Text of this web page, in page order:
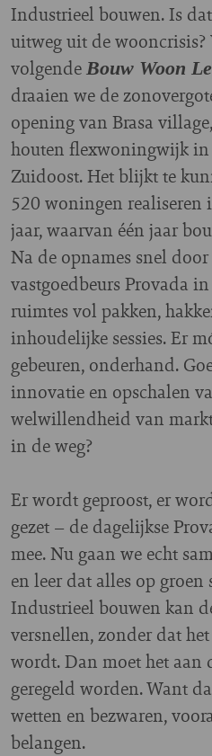
Industrieel bouwen. Is
uitweg uit de wooncrisis?
volgende Bouw Woon
draaien we de
opening van Brasa
houten flexwoningwijk in
Zuidoost. Het blijkt te
520 woningen realiseren
jaar, waarvan één jaar
Na de opnames snel
vastgoedbeurs Provada
ruimtes vol pakken,
inhoudelijke sessies. Er
gebeuren, onderhand.
innovatie en opschalen
welwillendheid van
in de weg?
Er wordt geproost, er
gezet – de dagelijkse
mee. Nu gaan we echt
en leer dat alles op groen
Industrieel bouwen kan
versnellen, zonder dat
wordt. Dan moet het aan
geregeld worden. Want
wetten en bezwaren,
belangen.